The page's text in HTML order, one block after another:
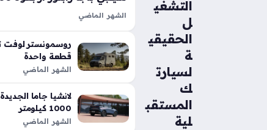
التشغي
ل
الحقيقي
ة
لسيارت
ك
المستقب
لية
الشهر الماضي
الأداء التقليدية في شاحنات
بفضل تعديلات…
روسمونستر لوفت
قطعة واحدة
الشهر الماضي
1000 كيلومتر
الشهر الماضي